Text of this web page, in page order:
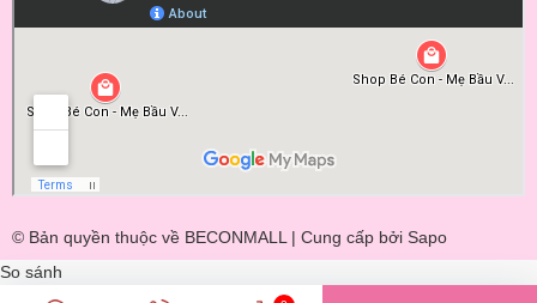
© Bản quyền thuộc về BECONMALL | Cung cấp bởi Sapo
So sánh